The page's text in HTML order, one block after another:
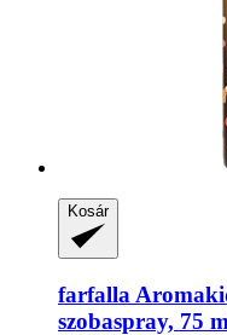
Kosár
farfalla
szobaspray, 75